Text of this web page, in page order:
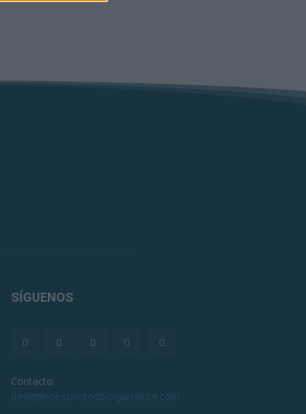
SÍGUENOS
Contacto:
david@noescinetodoloquereluce.com